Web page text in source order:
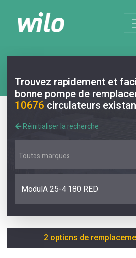
Trouvez rapidement et
bonne pompe de
10676 circulateurs
Réinitialiser la recherche
Toutes marques
ModulA 25-4 180 RED
2 options de